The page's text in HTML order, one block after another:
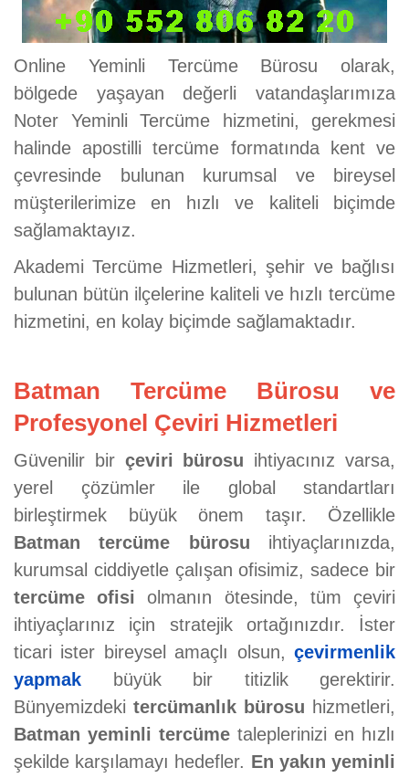
Online Yeminli Tercüme Bürosu olarak,
bölgede yaşayan değerli vatandaşlarımıza
Noter Yeminli Tercüme hizmetini, gerekmesi
halinde apostilli tercüme formatında kent ve
çevresinde bulunan kurumsal ve bireysel
müşterilerimize en hızlı ve kaliteli biçimde
sağlamaktayız.
Akademi Tercüme Hizmetleri, şehir ve bağlısı
bulunan bütün ilçelerine kaliteli ve hızlı tercüme
hizmetini, en kolay biçimde sağlamaktadır.
Batman Tercüme Bürosu ve
Profesyonel Çeviri Hizmetleri
Güvenilir bir çeviri bürosu ihtiyacınız varsa,
yerel çözümler ile global standartları
birleştirmek büyük önem taşır. Özellikle
Batman tercüme bürosu ihtiyaçlarınızda,
kurumsal ciddiyetle çalışan ofisimiz, sadece bir
tercüme ofisi
olmanın ötesinde, tüm çeviri
ihtiyaçlarınız için stratejik ortağınızdır. İster
ticari ister bireysel amaçlı olsun, çevirmenlik
yapmak büyük bir titizlik gerektirir.
Bünyemizdeki tercümanlık bürosu hizmetleri,
Batman yeminli tercüme taleplerinizi en hızlı
şekilde karşılamayı hedefler. En yakın yeminli